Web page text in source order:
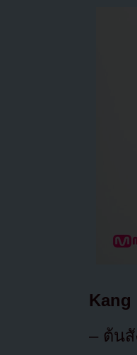
Kang
– ต้นสั